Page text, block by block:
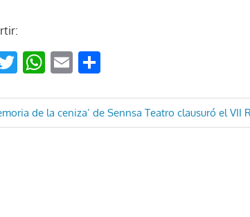
Twitter
WhatsApp
Email
de la ceniza’ de Sennsa Teatro clausuró el